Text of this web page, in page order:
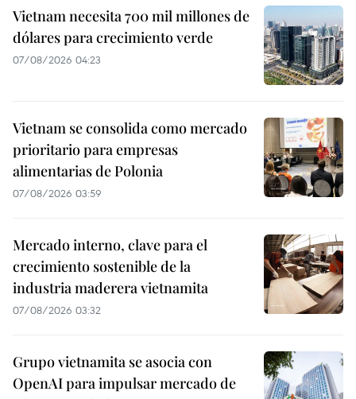
Vietnam necesita 700 mil millones de
dólares para crecimiento verde
07/08/2026 04:23
Vietnam se consolida como mercado
prioritario para empresas
alimentarias de Polonia
07/08/2026 03:59
Mercado interno, clave para el
crecimiento sostenible de la
industria maderera vietnamita
07/08/2026 03:32
Grupo vietnamita se asocia con
OpenAI para impulsar mercado de